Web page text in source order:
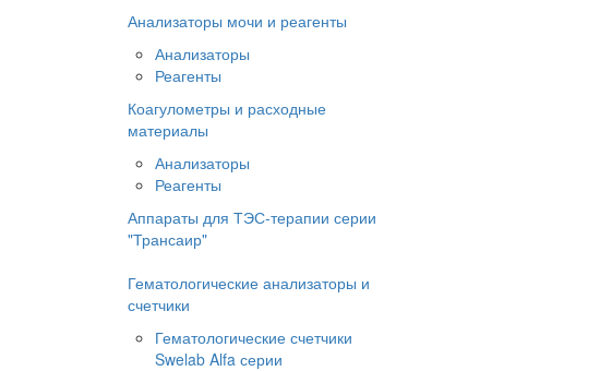
Анализаторы мочи и реагенты
Анализаторы
Реагенты
Коагулометры и расходные
материалы
Анализаторы
Реагенты
Аппараты для ТЭС-терапии серии
"Трансаир"
Гематологические анализаторы и
счетчики
Гематологические счетчики
Swelab Alfa серии